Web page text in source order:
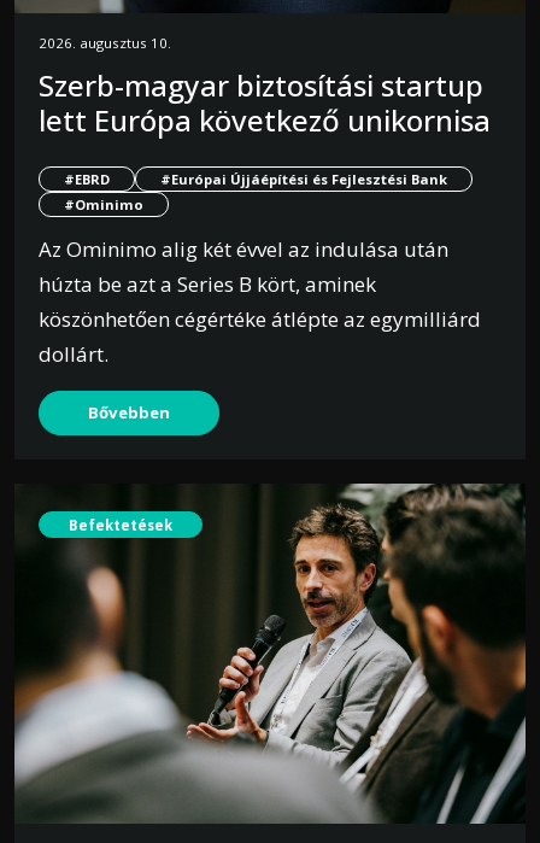
2026. augusztus 10.
Szerb-magyar biztosítási startup
lett Európa következő unikornisa
#EBRD
#Európai Újjáépítési és Fejlesztési Bank
#Ominimo
Az Ominimo alig két évvel az indulása után
húzta be azt a Series B kört, aminek
köszönhetően cégértéke átlépte az egymilliárd
dollárt.
Bővebben
Befektetések